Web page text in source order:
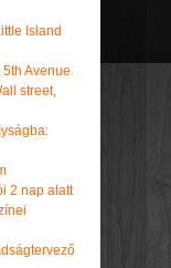
Island
Avenue
street,
2 nap alatt